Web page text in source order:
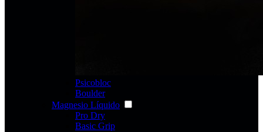
Psicobloc
Boulder
Magnesio Líquido
Pro Dry
Basic Grip